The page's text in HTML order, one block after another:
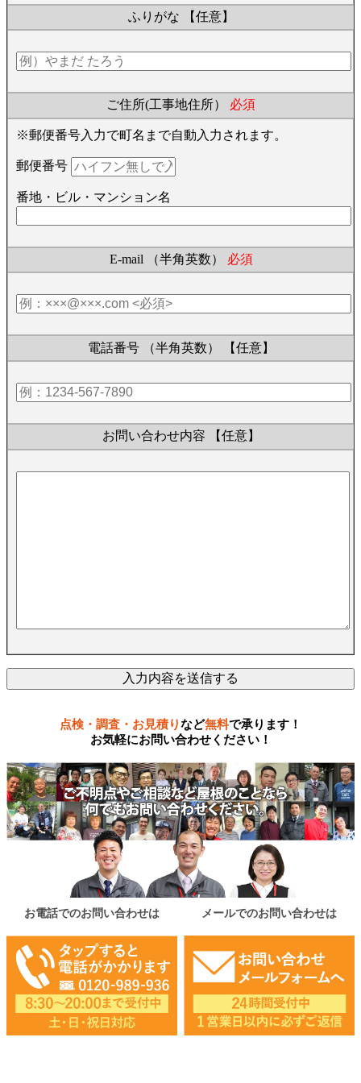
ふりがな 【任意】
ご住所(工事地住所） 必須
※郵便番号入力で町名まで自動入力されます。
郵便番号
番地・ビル・マンション名
E-mail （半角英数） 必須
電話番号 （半角英数） 【任意】
お問い合わせ内容 【任意】
点検・調査・お見積りなど無料で承ります！
お気軽にお問い合わせください！
お電話でのお問い合わせは メールでのお問い合わせは